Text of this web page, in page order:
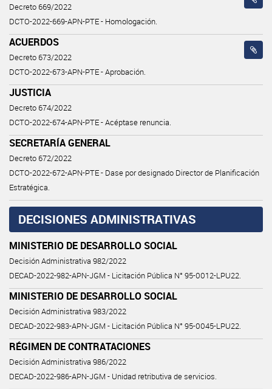
Decreto 669/2022
DCTO-2022-669-APN-PTE - Homologación.
ACUERDOS
Decreto 673/2022
DCTO-2022-673-APN-PTE - Aprobación.
JUSTICIA
Decreto 674/2022
DCTO-2022-674-APN-PTE - Acéptase renuncia.
SECRETARÍA GENERAL
Decreto 672/2022
DCTO-2022-672-APN-PTE - Dase por designado Director de Planificación
Estratégica.
DECISIONES ADMINISTRATIVAS
MINISTERIO DE DESARROLLO SOCIAL
Decisión Administrativa 982/2022
DECAD-2022-982-APN-JGM - Licitación Pública N° 95-0012-LPU22.
MINISTERIO DE DESARROLLO SOCIAL
Decisión Administrativa 983/2022
DECAD-2022-983-APN-JGM - Licitación Pública N° 95-0045-LPU22.
RÉGIMEN DE CONTRATACIONES
Decisión Administrativa 986/2022
DECAD-2022-986-APN-JGM - Unidad retributiva de servicios.